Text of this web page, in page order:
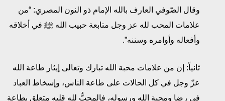
وقال الصّوفي العارف بالله الإمام ذو النون المصري: “من
علامات المحب لله عز وجل متابعة حبيب الله ﷺ في أخلاقه
وأفعاله وأوامره وسننه”.
ثانياً: إن من علامات محبة الله تبارك وتعالى إيثار طاعة الله
عزّ وجل في كل الحالات على طاعة الناس، وإسخاط العباد
في رضا ومحبة الله ورسوله، فالمحبُّ لله قلبه متعلق بطاعة